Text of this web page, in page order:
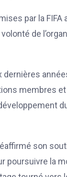
par la
de
membres
son
poursuivre la